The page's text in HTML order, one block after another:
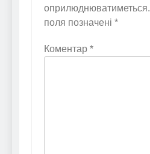
оприлюднюватиметься.
поля позначені *
Коментар *